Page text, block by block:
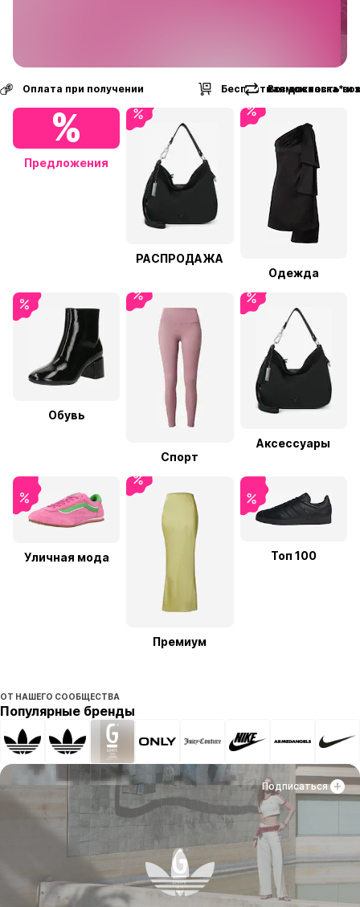
ОТ НАШЕГО СООБЩЕСТВА
Популярные бренды
Подписаться
Подписаться
Подписаться
Бесплатная доставка* и возврат Возможность
%
Предложения
РАСПРОДАЖА
Одежда
Обувь
Спорт
Аксессуары
Уличная мода
Премиум
Топ 100